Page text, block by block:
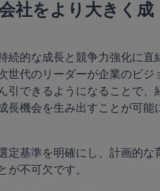
社をより大きく成
続的な成長と競争力強化に直
世代のリーダーが企業のビジ
引できるようになることで、
長機会を生み出すことが可能
定基準を明確にし、計画的な
が不可欠です。